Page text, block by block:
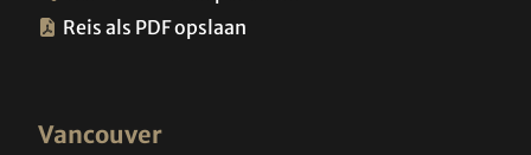
Vancouver
Reis als PDF opslaan